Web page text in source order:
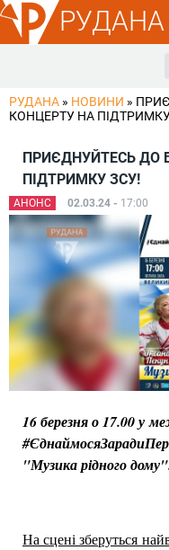
РУДАНА
РУДАНА » НОВИНИ »
КОНЦЕРТУ НА
ПРИЄДНУЙТЕСЬ ДО
ПІДТРИМКУ ЗСУ!
АНОНС 02.03.24 - 17:00
16 березня о 17.00 у
"Музика рідного
На сцені зберуться